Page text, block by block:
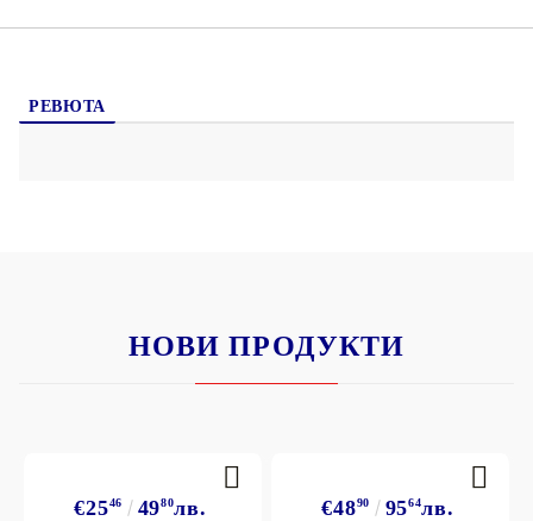
РЕВЮТА
НОВИ ПРОДУКТИ
€2546 4980лв. €4890 9564лв.